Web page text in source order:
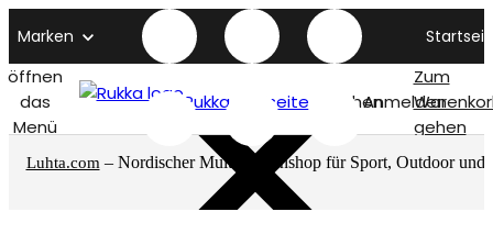
Marken
öffnen
das
Menü
Rukka titelseite SuchenAnmelden
Zum
gehen
Luhta.com – Nordischer Multimarkenshop für Sport, Outdoor und